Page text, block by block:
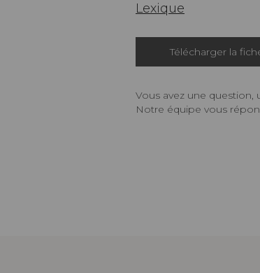
Lexique
Télécharger la
Vous avez une question,
Notre équipe vous